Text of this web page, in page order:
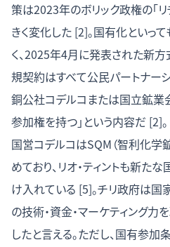
策は2023年のボリック政権の「
きく変化した [2]。国有化といっ
く、2025年4月に発表された新
規契約はすべて公民パートナーシ
銅公社コデルコまたは国立鉱業
参加権を持つ」という内容だ [2]。
国営コデルコはSQM（智利化学
めており、リオ・ティントも新た
け入れている [5]。チリ政府は国
の技術・資金・マーケティング力
したと言える。ただし、国有参